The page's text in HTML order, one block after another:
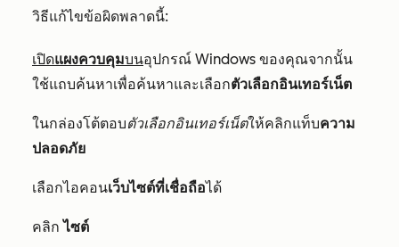
วิธีแก้ไขข้อผิดพลาดนี้:
เปิดแผงควบคุมบนอุปกรณ์ Windows ของคุณจากนั้น
ใช้แถบค้นหาเพื่อค้นหาและเลือกตัวเลือกอินเทอร์เน็ต
ในกล่องโต้ตอบตัวเลือกอินเทอร์เน็ตให้คลิกแท็บความ
ปลอดภัย
เลือกไอคอนเว็บไซต์ที่เชื่อถือได้
คลิกไซต์